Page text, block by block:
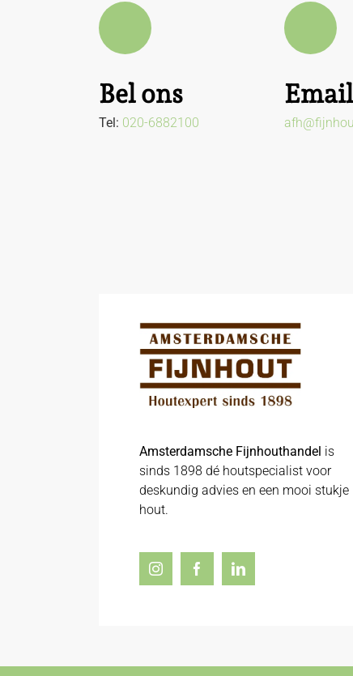
Bel ons
Tel: 020-6882100
Amsterdamsche Fijnhouthandel is
sinds 1898 dé houtspecialist voor
deskundig advies en een mooi stukje
hout.